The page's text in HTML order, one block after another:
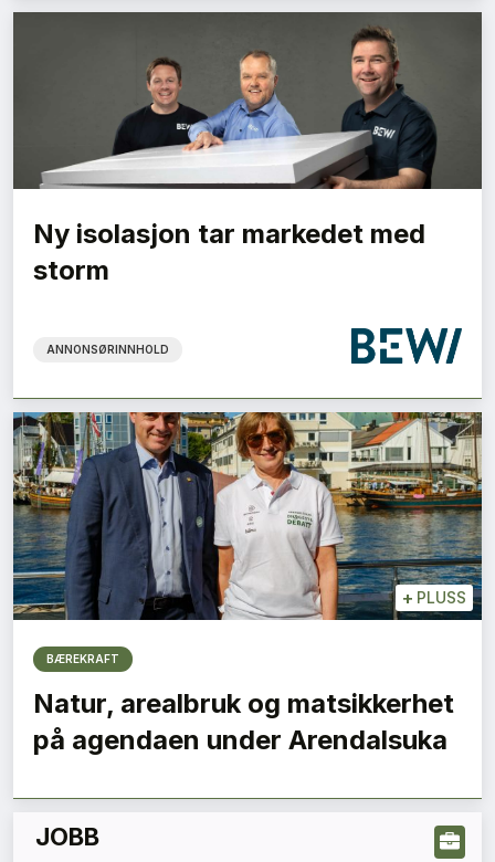
Norges bygg- og eiendomskonferanse 2026
Vi Bygger Vestland 2026
Byggenæringens Klimakonferanse 2026
Ny isolasjon tar markedet med
storm
ANNONSØRINNHOLD
+ PLUSS
BÆREKRAFT
Natur, arealbruk og matsikkerhet
på agendaen under Arendalsuka
JOBB